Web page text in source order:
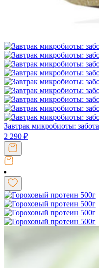
Завтрак микробиоты:
2 290 ₽